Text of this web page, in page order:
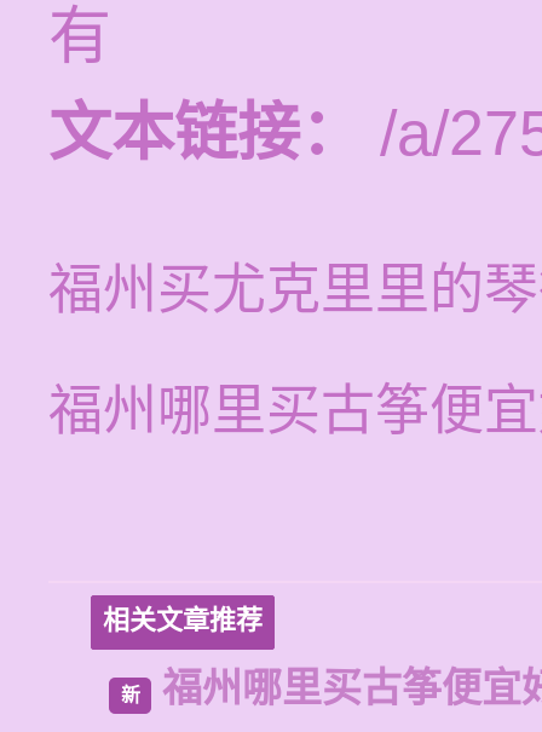
有
文本链接：
/a/
福州买尤克里里的
福州哪里买古筝便
相关文章推荐
新 福州哪里买古筝便宜